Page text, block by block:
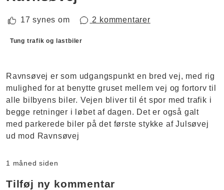
17 synes om 2 kommentarer
Forslagskategorier
Tung trafik og lastbiler
Ravnsøvej er som udgangspunkt en bred vej, med rig
mulighed for at benytte gruset mellem vej og fortorv til
alle bilbyens biler. Vejen bliver til ét spor med trafik i
begge retninger i løbet af dagen. Det er også galt
med parkerede biler på det første stykke af Julsøvej
ud mod Ravnsøvej
1 måned siden
Tilføj ny kommentar